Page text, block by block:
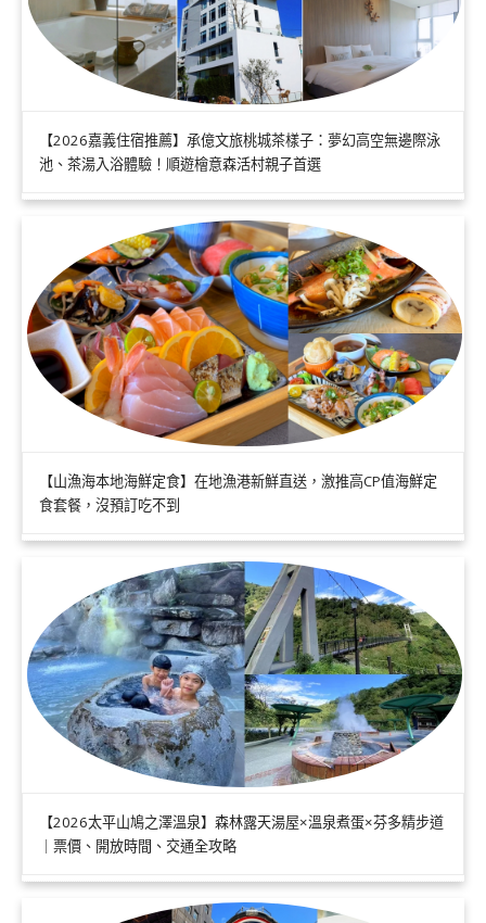
【2026嘉義住宿推薦】承億文旅桃城茶樣子：夢幻高空無邊際泳
池、茶湯入浴體驗！順遊檜意森活村親子首選
【山漁海本地海鮮定食】在地漁港新鮮直送，激推高CP值海鮮定
食套餐，沒預訂吃不到
【2026太平山鳩之澤溫泉】森林露天湯屋×溫泉煮蛋×芬多精步道
｜票價、開放時間、交通全攻略